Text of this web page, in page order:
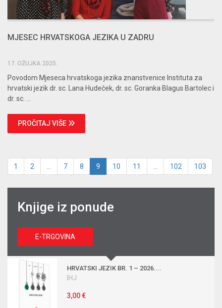
MJESEC HRVATSKOGA JEZIKA U ZADRU
17. OŽUJKA 2025.
Povodom Mjeseca hrvatskoga jezika znanstvenice Instituta za
hrvatski jezik dr. sc. Lana Hudeček, dr. sc. Goranka Blagus Bartolec i
dr. sc. ...
PROČITAJ VIŠE
1 2 7 8 9 10 11 102 103
Knjige iz ponude
E-TRGOVINA
HRVATSKI JEZIK BR. 1 – 2026....
IHJ
3,00 €